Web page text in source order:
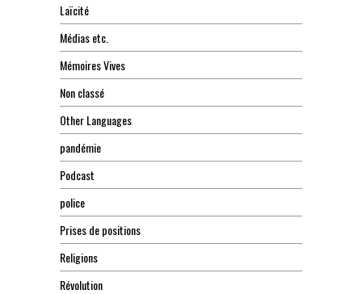
Laïcité
Médias etc.
Mémoires Vives
Non classé
Other Languages
pandémie
Podcast
police
Prises de positions
Religions
Révolution